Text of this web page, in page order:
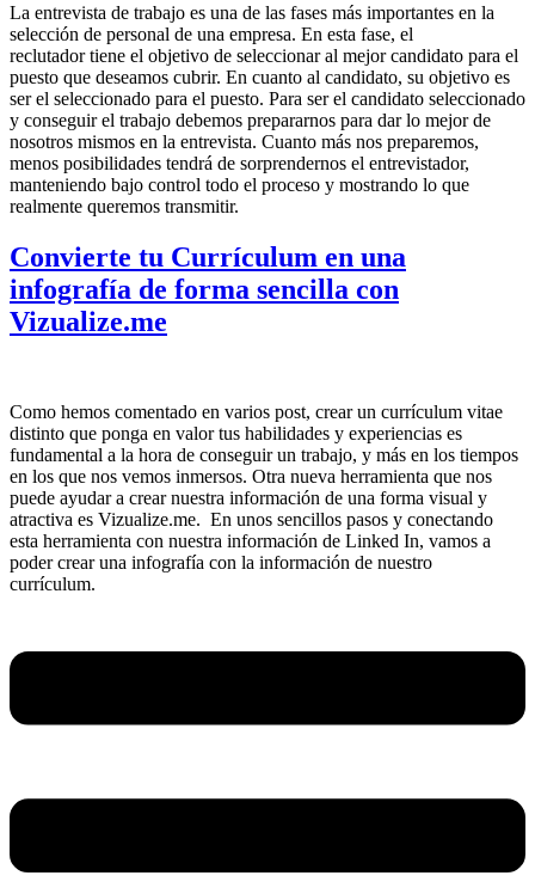
La entrevista de trabajo es una de las fases más importantes en la
selección de personal de una empresa. En esta fase, el
reclutador tiene el objetivo de seleccionar al mejor candidato para el
puesto que deseamos cubrir. En cuanto al candidato, su objetivo es
ser el seleccionado para el puesto. Para ser el candidato seleccionado
y conseguir el trabajo debemos prepararnos para dar lo mejor de
nosotros mismos en la entrevista. Cuanto más nos preparemos,
menos posibilidades tendrá de sorprendernos el entrevistador,
manteniendo bajo control todo el proceso y mostrando lo que
realmente queremos transmitir.
Convierte tu Currículum en una
infografía de forma sencilla con
Vizualize.me
Como hemos comentado en varios post, crear un currículum vitae
distinto que ponga en valor tus habilidades y experiencias es
fundamental a la hora de conseguir un trabajo, y más en los tiempos
en los que nos vemos inmersos. Otra nueva herramienta que nos
puede ayudar a crear nuestra información de una forma visual y
atractiva es Vizualize.me. En unos sencillos pasos y conectando
esta herramienta con nuestra información de Linked In, vamos a
poder crear una infografía con la información de nuestro
currículum.